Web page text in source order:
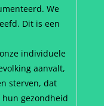
We
Dit is een
individuele
aanvalt,
sterven, dat
gezondheid